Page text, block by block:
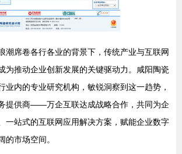
潮席卷各行各业的背景下，传统产业与互联网
为推动企业创新发展的关键驱动力。咸阳陶瓷
业内的专业研究机构，敏锐洞察到这一趋势，
提供商——万企互联达成战略合作，共同为企
一站式的互联网应用解决方案，赋能企业数字
的市场空间。